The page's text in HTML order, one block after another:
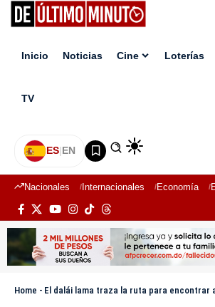
Inicio Noticias Cine Loterías
TV
ES|EN
Nacionales Internacionales Economía
Home - El dalái lama traza la ruta para encontrar a su